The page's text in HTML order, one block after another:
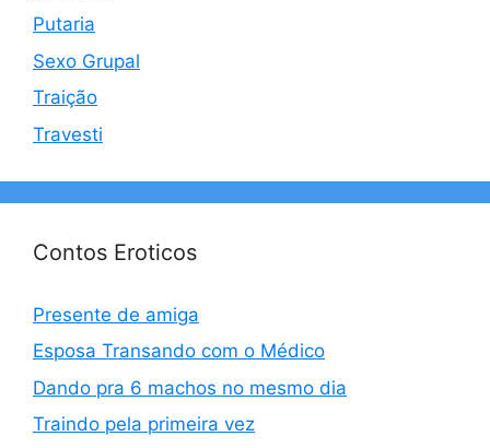
Putaria
Sexo Grupal
Traição
Travesti
Contos Eroticos
Presente de amiga
Esposa Transando com o Médico
Dando pra 6 machos no mesmo dia
Traindo pela primeira vez